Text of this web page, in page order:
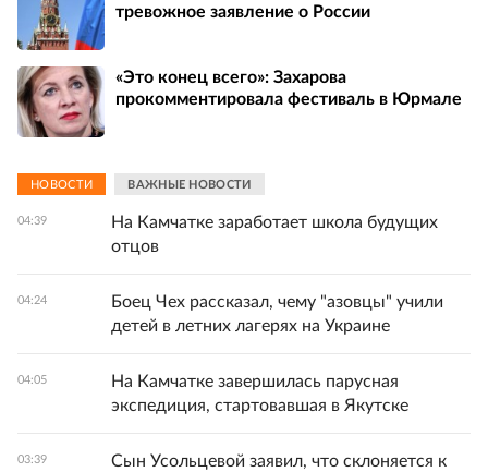
тревожное заявление о России
«Это конец всего»: Захарова
прокомментировала фестиваль в Юрмале
НОВОСТИ ВАЖНЫЕ НОВОСТИ
04:39
На Камчатке заработает школа будущих
отцов
04:24
Боец Чех рассказал, чему "азовцы" учили
детей в летних лагерях на Украине
04:05
На Камчатке завершилась парусная
экспедиция, стартовавшая в Якутске
03:39
Сын Усольцевой заявил, что склоняется к